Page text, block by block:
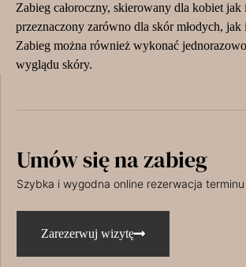
Zabieg całoroczny, skierowany dla kobiet jak
przeznaczony zarówno dla skór młodych, jak
Zabieg można również wykonać
wyglądu skóry.
Umów się na zabieg
Szybka i wygodna online rezerwacja terminu
Zarezerwuj wizytę